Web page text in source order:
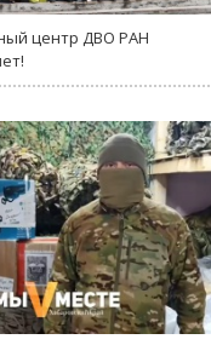
центр ДВО РАН